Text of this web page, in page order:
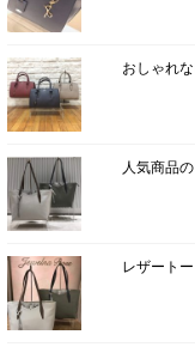
おしゃれ
人気商品
レザート